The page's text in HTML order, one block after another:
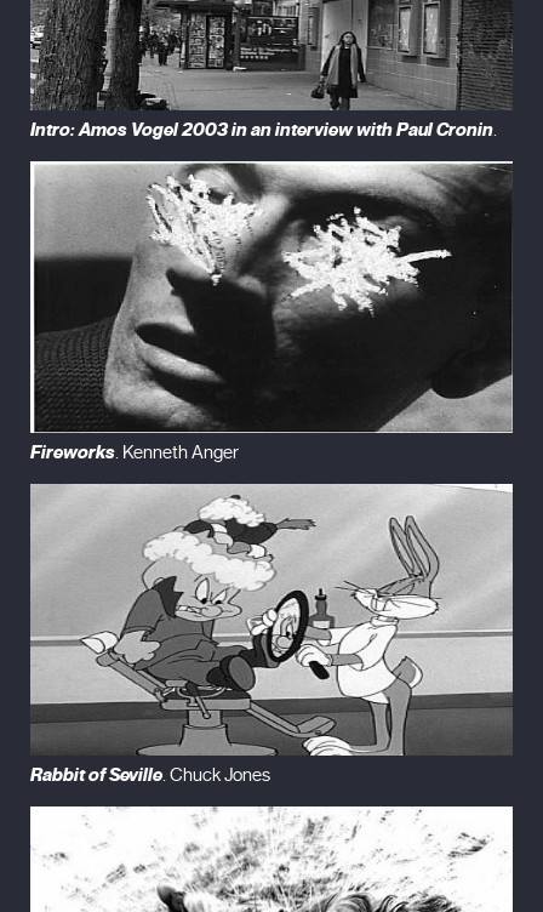
Intro: Amos Vogel 2003 in an interview with Paul Cronin.
Fireworks. Kenneth Anger
Rabbit of Seville. Chuck Jones